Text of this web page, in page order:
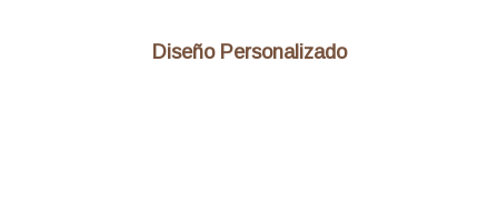
Diseño Personalizado